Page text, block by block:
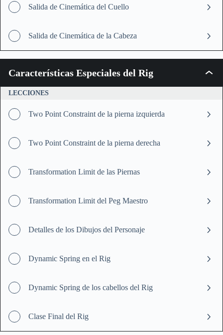
Salida de Cinemática del Cuello
Salida de Cinemática de la Cabeza
Características Especiales del Rig
LECCIONES
Two Point Constraint de la pierna izquierda
Two Point Constraint de la pierna derecha
Transformation Limit de las Piernas
Transformation Limit del Peg Maestro
Detalles de los Dibujos del Personaje
Dynamic Spring en el Rig
Dynamic Spring de los cabellos del Rig
Clase Final del Rig